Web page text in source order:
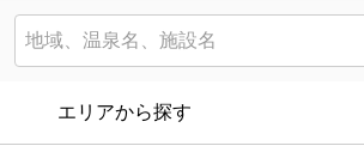
エリアから探す